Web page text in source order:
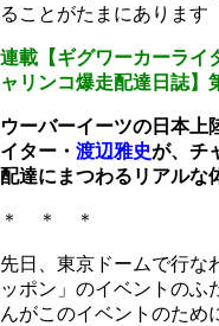
ることがたまにあります
連載【ギグワーカーライ
ャリンコ爆走配達日誌】
ウーバーイーツの日本上
イター・ 渡辺雅史が、チ
配達にまつわるリアルな
＊ ＊ ＊
先日、東京ドームで行な
ッポン」のイベントのふ
んがこのイベントのため